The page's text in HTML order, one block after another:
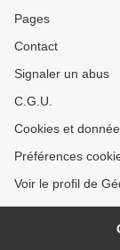
Pages
Contact
Signaler un abus
C.G.U.
Cookies et
Préférences
Voir le profil de